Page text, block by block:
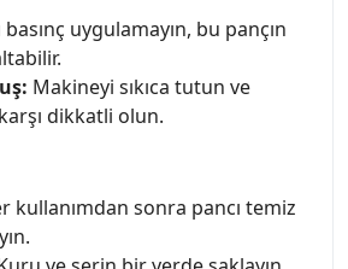
basınç uygulamayın, bu pançın
Makineyi sıkıca tutun ve
dikkatli olun.
kullanımdan sonra pancı temiz